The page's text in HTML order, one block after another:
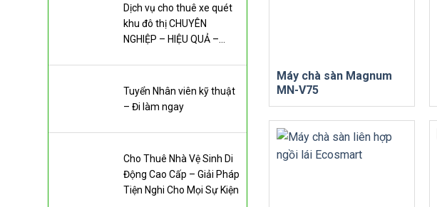
Dịch vụ cho thuê xe quét
khu đô thị CHUYÊN
NGHIỆP – HIỆU QUẢ –
Tuyển Nhân viên kỹ thuật
– Đi làm ngay
Cho Thuê Nhà Vệ Sinh Di
Động Cao Cấp – Giải Pháp
Tiện Nghi Cho Mọi Sự Kiện
Máy chà sàn Magnum
MN-V75